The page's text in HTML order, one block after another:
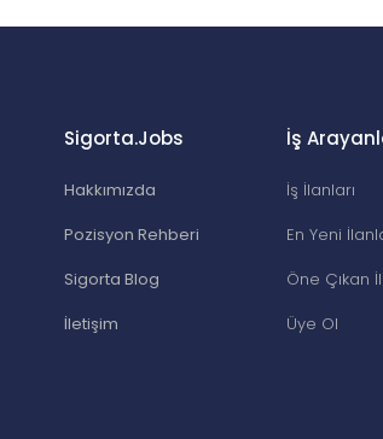
Sigorta.Jobs
Hakkımızda
Pozisyon Rehberi
Sigorta Blog
İletişim
İş
İş İlanları
En Yeni
Öne Çıkan
Üye Ol